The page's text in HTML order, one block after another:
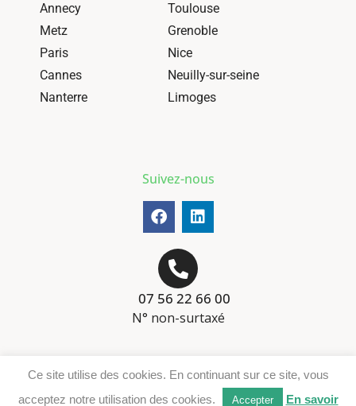
Annecy
Toulouse
Metz
Grenoble
Paris
Nice
Cannes
Neuilly-sur-seine
Nanterre
Limoges
Suivez-nous
07 56 22 66 00
N° non-surtaxé
Téléchargement DER
Ce site utilise des cookies. En continuant sur ce site, vous
acceptez notre utilisation des cookies.
Accepter En savoir